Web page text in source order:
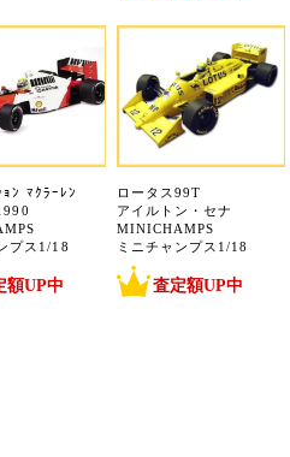
ｮﾝ ﾏｸﾗｰﾚﾝ
プス1/18
額UP中
ロータス99T
アイルトン・セナ
MINICHAMPS
ミニチャンプス1/18
査定額UP中